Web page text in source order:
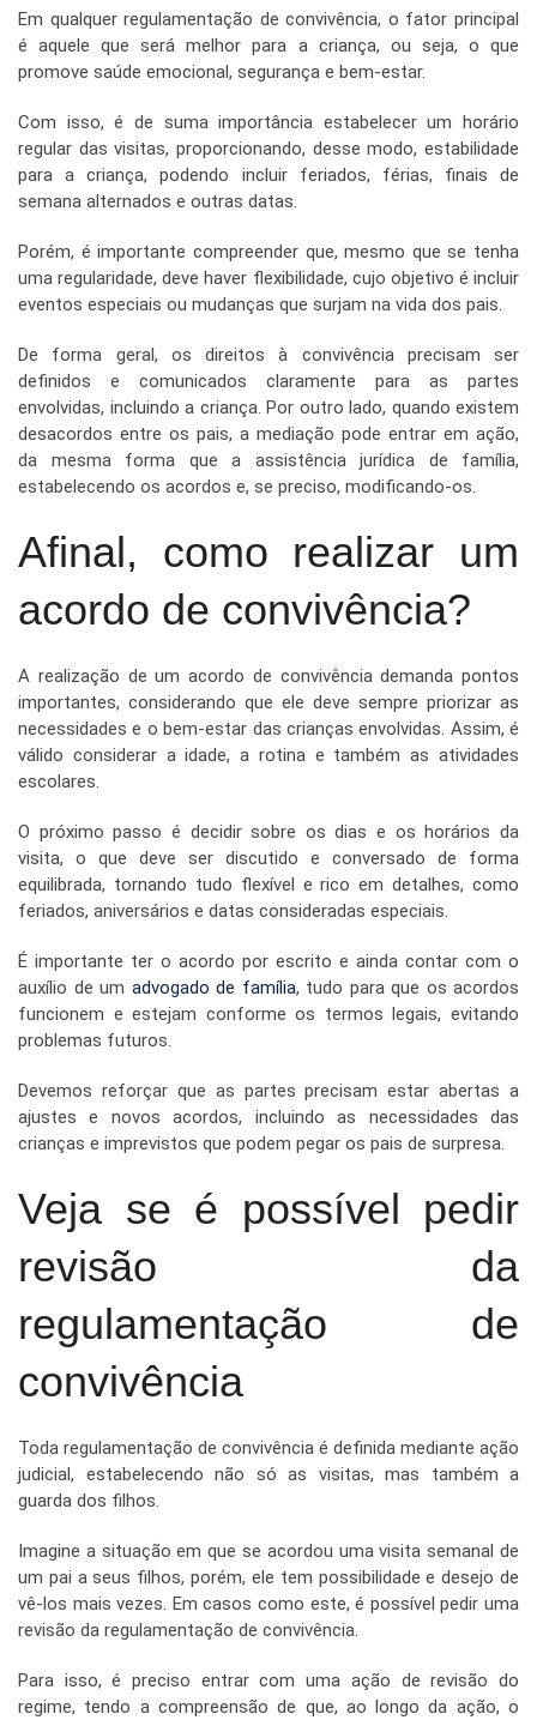
Em qualquer regulamentação de convivência, o fator principal
é aquele que será melhor para a criança, ou seja, o que
promove saúde emocional, segurança e bem-estar.
Com isso, é de suma importância estabelecer um horário
regular das visitas, proporcionando, desse modo, estabilidade
para a criança, podendo incluir feriados, férias, finais de
semana alternados e outras datas.
Porém, é importante compreender que, mesmo que se tenha
uma regularidade, deve haver flexibilidade, cujo objetivo é incluir
eventos especiais ou mudanças que surjam na vida dos pais.
De forma geral, os direitos à convivência precisam ser
definidos e comunicados claramente para as partes
envolvidas, incluindo a criança. Por outro lado, quando existem
desacordos entre os pais, a mediação pode entrar em ação,
da mesma forma que a assistência jurídica de família,
estabelecendo os acordos e, se preciso, modificando-os.
Afinal, como realizar um
acordo de convivência?
A realização de um acordo de convivência demanda pontos
importantes, considerando que ele deve sempre priorizar as
necessidades e o bem-estar das crianças envolvidas. Assim, é
válido considerar a idade, a rotina e também as atividades
escolares.
O próximo passo é decidir sobre os dias e os horários da
visita, o que deve ser discutido e conversado de forma
equilibrada, tornando tudo flexível e rico em detalhes, como
feriados, aniversários e datas consideradas especiais.
É importante ter o acordo por escrito e ainda contar com o
auxílio de um advogado de família, tudo para que os acordos
funcionem e estejam conforme os termos legais, evitando
problemas futuros.
Devemos reforçar que as partes precisam estar abertas a
ajustes e novos acordos, incluindo as necessidades das
crianças e imprevistos que podem pegar os pais de surpresa.
Veja se é possível pedir
revisão da
regulamentação de
convivência
Toda regulamentação de convivência é definida mediante ação
judicial, estabelecendo não só as visitas, mas também a
guarda dos filhos.
Imagine a situação em que se acordou uma visita semanal de
um pai a seus filhos, porém, ele tem possibilidade e desejo de
vê-los mais vezes. Em casos como este, é possível pedir uma
revisão da regulamentação de convivência.
Para isso, é preciso entrar com uma ação de revisão do
regime, tendo a compreensão de que, ao longo da ação, o